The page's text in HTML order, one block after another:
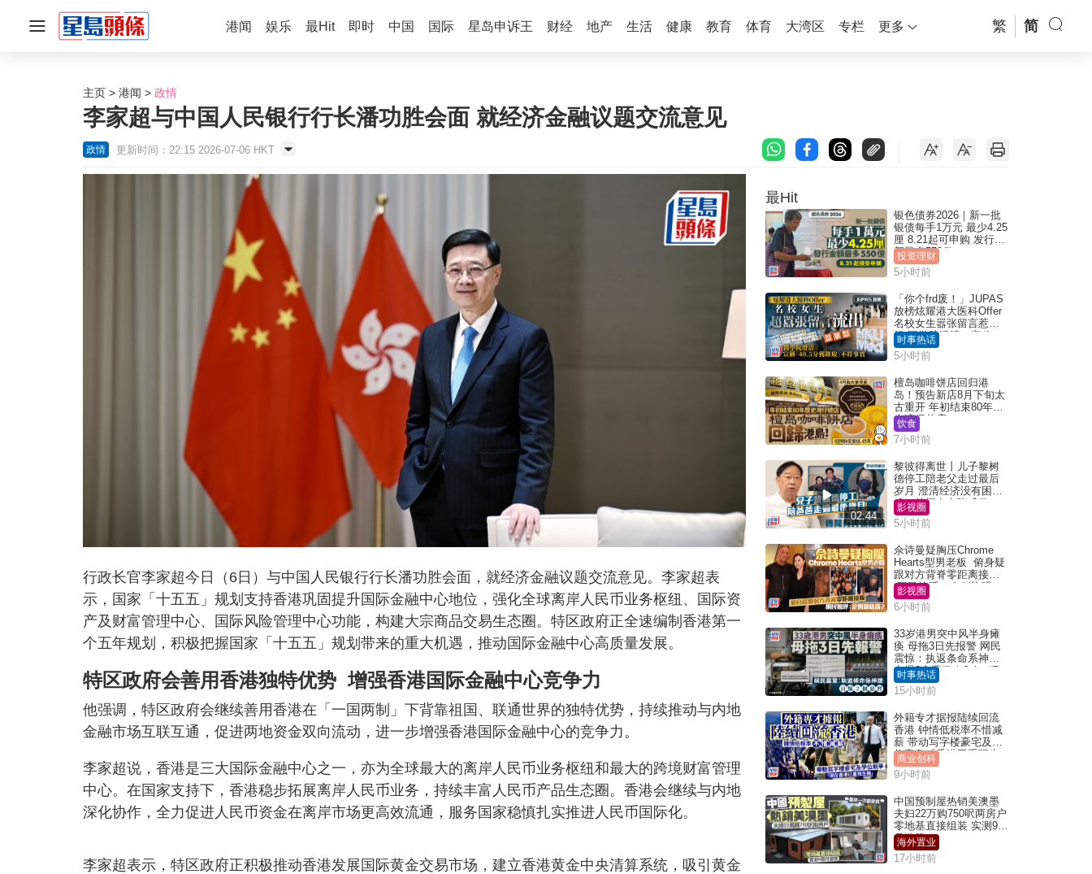
港闻 娱乐 最Hit 即时 中国 国际 星岛申诉王 财经 地产 生活 健康 教育 体育 大湾区 专栏 更多 繁 简
主页 港闻 政情
李家超与中国人民银行行长潘功胜会面 就经济金融议题交流意见
政情 更新时间：22:15 2026-07-06 HKT
行政长官李家超今日（6日）与中国人民银行行长潘功胜会面，就经济金融议题交流意见。李家超表
示，国家「十五五」规划支持香港巩固提升国际金融中心地位，强化全球离岸人民币业务枢纽、国际资
产及财富管理中心、国际风险管理中心功能，构建大宗商品交易生态圈。特区政府正全速编制香港第一
个五年规划，积极把握国家「十五五」规划带来的重大机遇，推动国际金融中心高质量发展。
特区政府会善用香港独特优势 增强香港国际金融中心竞争力
他强调，特区政府会继续善用香港在「一国两制」下背靠祖国、联通世界的独特优势，持续推动与内地
金融市场互联互通，促进两地资金双向流动，进一步增强香港国际金融中心的竞争力。
李家超说，香港是三大国际金融中心之一，亦为全球最大的离岸人民币业务枢纽和最大的跨境财富管理
中心。在国家支持下，香港稳步拓展离岸人民币业务，持续丰富人民币产品生态圈。香港会继续与内地
深化协作，全力促进人民币资金在离岸市场更高效流通，服务国家稳慎扎实推进人民币国际化。
李家超表示，特区政府正积极推动香港发展国际黄金交易市场，建立香港黄金中央清算系统，吸引黄金
最Hit
银色债券2026｜新一批
银债每手1万元 最少4.25
厘 8.21起可申购 发行金
额最多550亿
投资理财
5小时前
「你个frd废！」JUPAS
放榜炫耀港大医科Offer
名校女生嚣张留言惹众
怒 医学院澄清：宣称
「40.5分获录取」不符事
实｜Juicy叮
时事热话
5小时前
檀岛咖啡饼店回归港
岛！预告新店8月下旬太
古重开 年初结束80年历
史湾仔总店
饮食
7小时前
02:44
黎彼得离世丨儿子黎树
德停工陪老父走过最后
岁月 澄清经济没有困
难：传闻有夸张成份
影视圈
5小时前
佘诗曼疑胸压Chrome
Hearts型男老板 俯身疑
跟对方背脊零距离接触
网民惊呼：企侧边唔
得？
影视圈
6小时前
33岁港男突中风半身瘫
痪 母拖3日先报警 网民
震惊：执返条命系神迹
自爆2个恶习｜Juicy叮
时事热话
15小时前
外籍专才据报陆续回流
香港 钟情低税率不惜减
薪 带动写字楼豪宅及学
位竞争「香港已重现生
机」
商业创科
9小时前
中国预制屋热销美澳墨
夫妇22万购750呎两房户
零地基直接组装 实测9个
月激赞
海外置业
17小时前